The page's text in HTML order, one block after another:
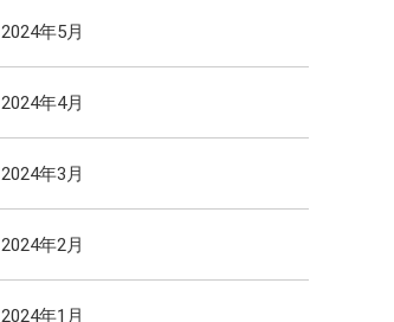
2024年5月
2024年4月
2024年3月
2024年2月
2024年1月